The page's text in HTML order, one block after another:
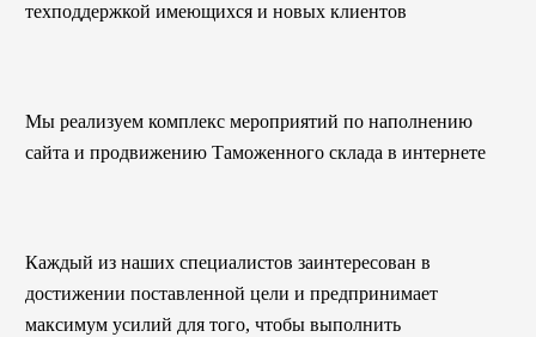
техподдержкой имеющихся и новых клиентов
Мы реализуем комплекс мероприятий по наполнению
сайта и продвижению Таможенного склада в интернете
Каждый из наших специалистов заинтересован в
достижении поставленной цели и предпринимает
максимум усилий для того, чтобы выполнить